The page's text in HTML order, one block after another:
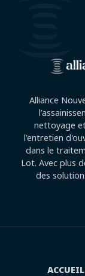
Alliance
nettoyage
l'entretien
dans le
Lot. Avec plus
des
ACCUEIL